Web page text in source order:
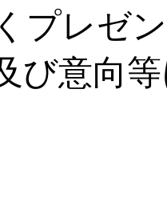
プレゼ
び意向